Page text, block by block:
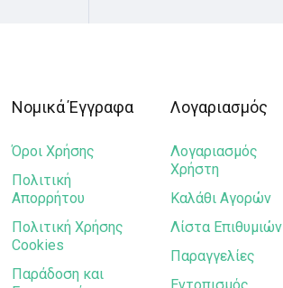
Νομικά Έγγραφα
Όροι Χρήσης
Πολιτική
Απορρήτου
Πολιτική Χρήσης
Cookies
Παράδοση και
Λογαριασμός
Λογαριασμός
Χρήστη
Καλάθι Αγορών
Λίστα Επιθυμιών
Παραγγελίες